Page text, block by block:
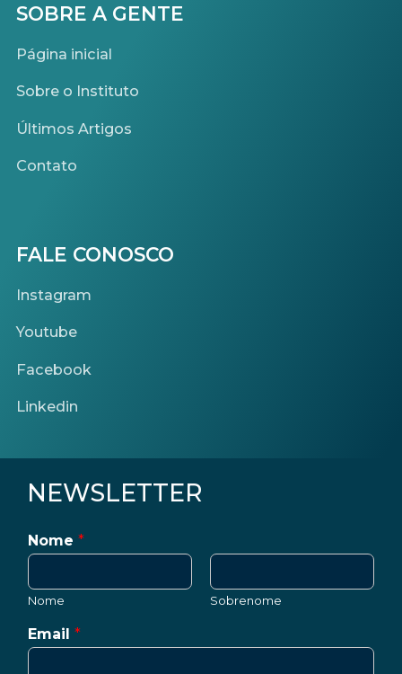
SOBRE A GENTE
Página inicial
Sobre o Instituto
Últimos Artigos
Contato
FALE CONOSCO
Instagram
Youtube
Facebook
Linkedin
NEWSLETTER
Nome *
Nome Sobrenome
Email *